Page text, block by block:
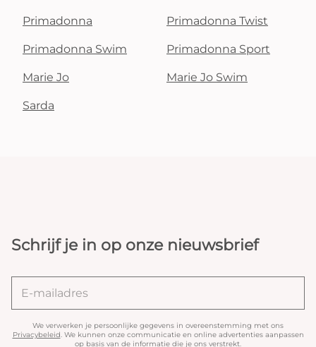
Primadonna Primadonna Twist
Primadonna Swim Primadonna Sport
Marie Jo Marie Jo Swim
Sarda
Schrijf je in op onze nieuwsbrief
We verwerken je persoonlijke gegevens in overeenstemming met ons
Privacybeleid. We kunnen onze communicatie en online advertenties aanpassen
op basis van de informatie die je ons verstrekt.